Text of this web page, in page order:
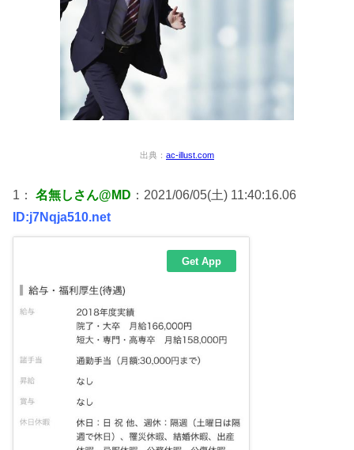
出典： ac-illust.com
1： 名無しさん@MD ：2021/06/05(土) 11:40:16.06
ID:j7Nqja510.net